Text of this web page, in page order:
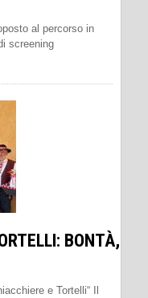
al percorso in
screening
BONTÀ,
e Tortelli“ Il